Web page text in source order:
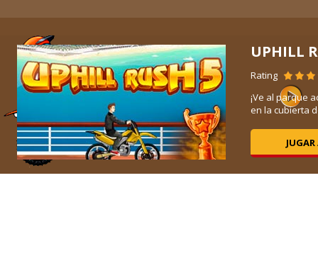
UPHILL
Rating
¡Ve al parque
en la cubierta